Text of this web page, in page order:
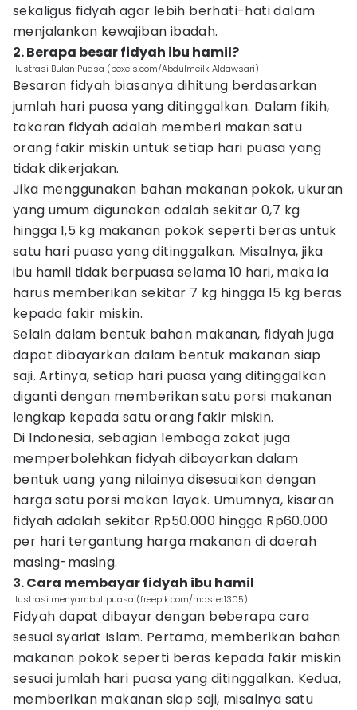
sekaligus fidyah agar lebih berhati-hati dalam
menjalankan kewajiban ibadah.
2. Berapa besar fidyah ibu hamil?
Ilustrasi Bulan Puasa (pexels.com/Abdulmeilk Aldawsari)
Besaran fidyah biasanya dihitung berdasarkan
jumlah hari puasa yang ditinggalkan. Dalam fikih,
takaran fidyah adalah memberi makan satu
orang fakir miskin untuk setiap hari puasa yang
tidak dikerjakan.
Jika menggunakan bahan makanan pokok, ukuran
yang umum digunakan adalah sekitar 0,7 kg
hingga 1,5 kg makanan pokok seperti beras untuk
satu hari puasa yang ditinggalkan. Misalnya, jika
ibu hamil tidak berpuasa selama 10 hari, maka ia
harus memberikan sekitar 7 kg hingga 15 kg beras
kepada fakir miskin.
Selain dalam bentuk bahan makanan, fidyah juga
dapat dibayarkan dalam bentuk makanan siap
saji. Artinya, setiap hari puasa yang ditinggalkan
diganti dengan memberikan satu porsi makanan
lengkap kepada satu orang fakir miskin.
Di Indonesia, sebagian lembaga zakat juga
memperbolehkan fidyah dibayarkan dalam
bentuk uang yang nilainya disesuaikan dengan
harga satu porsi makan layak. Umumnya, kisaran
fidyah adalah sekitar Rp50.000 hingga Rp60.000
per hari tergantung harga makanan di daerah
masing-masing.
3. Cara membayar fidyah ibu hamil
Ilustrasi menyambut puasa (freepik.com/master1305)
Fidyah dapat dibayar dengan beberapa cara
sesuai syariat Islam. Pertama, memberikan bahan
makanan pokok seperti beras kepada fakir miskin
sesuai jumlah hari puasa yang ditinggalkan. Kedua,
memberikan makanan siap saji, misalnya satu